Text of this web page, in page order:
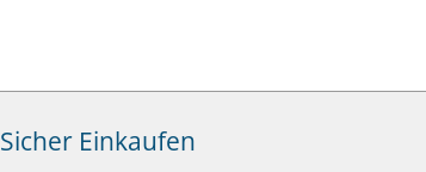
Sicher Einkaufen